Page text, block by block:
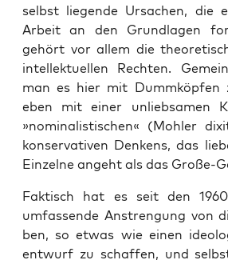
selbst lie­gen­de Ursa­chen, die
Arbeit an den Grund­la­gen
gehört vor allem die
intel­lek­tu­el­len Rech­ten.
man es hier mit
eben mit einer unlieb­sa­men
»nomi­na­lis­ti­schen« (Moh­ler
kon­ser­va­ti­ven Den­kens, das
Ein­zel­ne angeht als das Große-
Fak­tisch hat es seit den
umfas­sen­de Anstren­gung von
ben, so etwas wie einen
ent­wurf zu schaf­fen, und